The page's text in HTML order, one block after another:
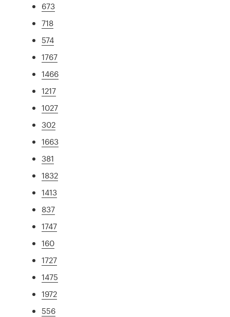
673
718
574
1767
1466
1217
1027
302
1663
381
1832
1413
837
1747
160
1727
1475
1972
556